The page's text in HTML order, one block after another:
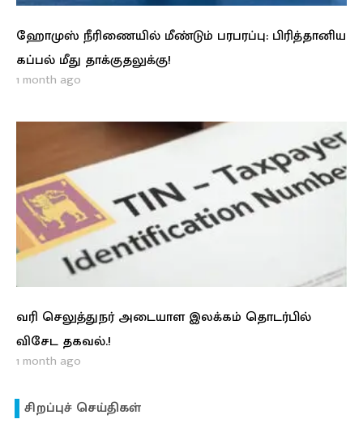
ஹோமுஸ் நீரிணையில் மீண்டும் பரபரப்பு: பிரித்தானிய
கப்பல் மீது தாக்குதலுக்கு!
1 month ago
வரி செலுத்துநர் அடையாள இலக்கம் தொடர்பில்
விசேட தகவல்.!
1 month ago
சிறப்புச் செய்திகள்